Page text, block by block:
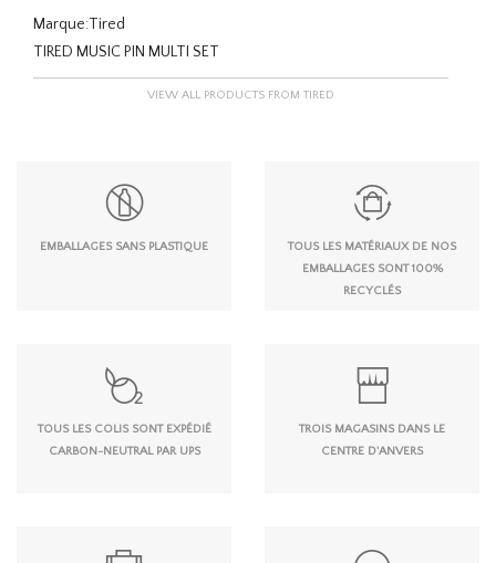
Marque:Tired
TIRED MUSIC PIN MULTI SET
VIEW ALL PRODUCTS FROM TIRED
EMBALLAGES SANS PLASTIQUE
TOUS LES MATÉRIAUX DE NOS
EMBALLAGES SONT 100%
RECYCLÉS
TOUS LES COLIS SONT EXPÉDIÉ
CARBON-NEUTRAL PAR UPS
TROIS MAGASINS DANS LE
CENTRE D'ANVERS